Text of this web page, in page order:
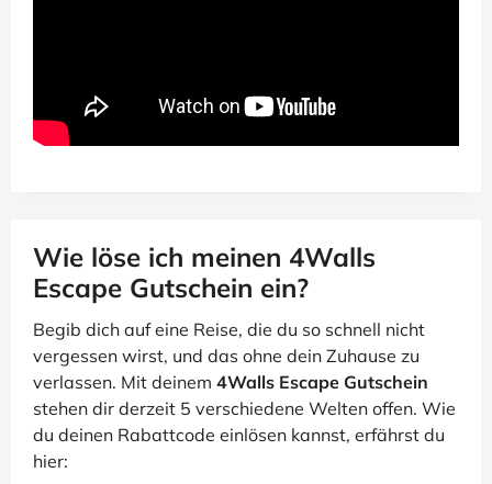
Wie löse ich meinen 4Walls
Escape Gutschein ein?
Begib dich auf eine Reise, die du so schnell nicht
vergessen wirst, und das ohne dein Zuhause zu
verlassen. Mit deinem 4Walls Escape Gutschein
stehen dir derzeit 5 verschiedene Welten offen. Wie
du deinen Rabattcode einlösen kannst, erfährst du
hier: